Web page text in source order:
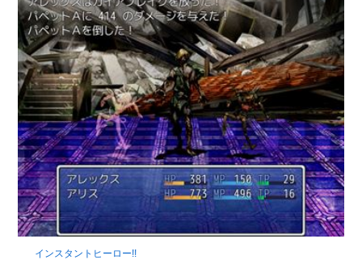
インスタントヒーロー!!